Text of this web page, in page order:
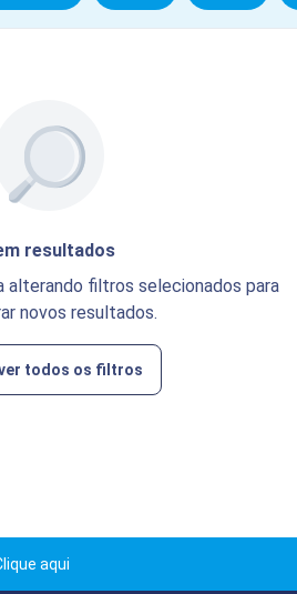
resultados
alterando filtros selecionados para
novos resultados.
todos os filtros
aqui